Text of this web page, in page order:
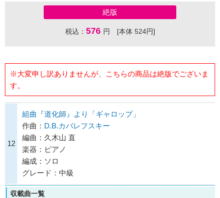
絶版
税込： 576 円 [本体 524円]
※大変申し訳ありませんが、こちらの商品は絶版でございま
す。
12
組曲『道化師』より「ギャロップ」
作曲： D.B.カバレフスキー
編曲：久木山 直
楽器：ピアノ
編成：ソロ
グレード：中級
収載曲一覧